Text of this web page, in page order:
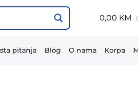
0,00 KM
pitanja Blog O nama Korpa